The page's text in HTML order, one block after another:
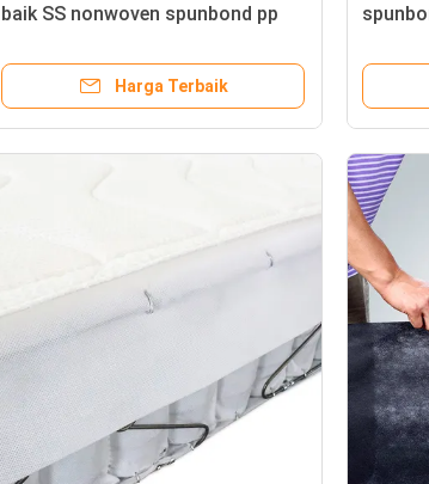
baik SS nonwoven spunbond pp
/ sofa
Harga Terbaik